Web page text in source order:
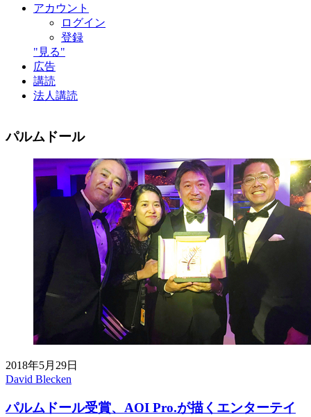
アカウント
ログイン
登録
"見る"
広告
講読
法人講読
パルムドール
2018年5月29日
David Blecken
パルムドール受賞、AOI Pro.が描くエンターテイ